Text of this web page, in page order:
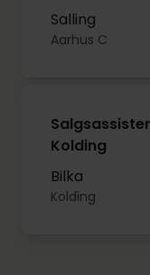
Salling
Aarhus C
Kolding
Bilka
Kolding